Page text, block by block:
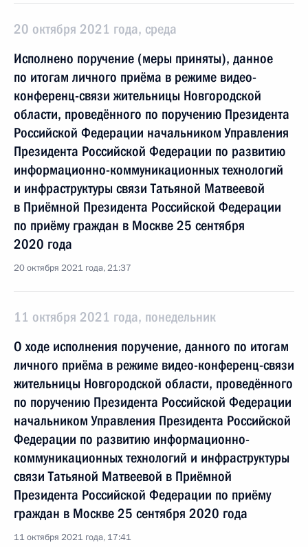
20 октября 2021 года, среда
Исполнено поручение (меры приняты), данное
по итогам личного приёма в режиме видео-
конференц-связи жительницы Новгородской
области, проведённого по поручению Президента
Российской Федерации начальником Управления
Президента Российской Федерации по развитию
информационно-коммуникационных технологий
и инфраструктуры связи Татьяной Матвеевой
в Приёмной Президента Российской Федерации
по приёму граждан в Москве 25 сентября
2020 года
20 октября 2021 года, 21:37
11 октября 2021 года, понедельник
О ходе исполнения поручение, данного по итогам
личного приёма в режиме видео-конференц-связи
жительницы Новгородской области, проведённого
по поручению Президента Российской Федерации
начальником Управления Президента Российской
Федерации по развитию информационно-
коммуникационных технологий и инфраструктуры
связи Татьяной Матвеевой в Приёмной
Президента Российской Федерации по приёму
граждан в Москве 25 сентября 2020 года
11 октября 2021 года, 17:41